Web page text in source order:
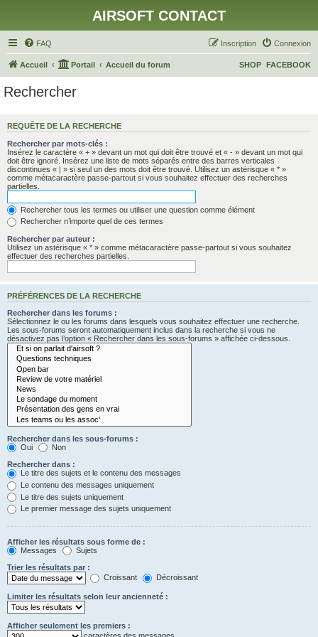
AIRSOFT CONTACT
FAQ Connexion
Inscription
Accueil Portail Accueil du forum FACEBOOK
SHOP
Rechercher
REQUÊTE DE LA RECHERCHE
Rechercher par mots-clés :
Insérez le caractère « + » devant un mot qui doit être trouvé et « - » devant un mot qui
doit être ignoré. Insérez une liste de mots séparés entre des barres verticales
discontinues « | » si seul un des mots doit être trouvé. Utilisez un astérisque « * »
comme métacaractère passe-partout si vous souhaitez effectuer des recherches
partielles.
Rechercher tous les termes ou utiliser une question comme élément
Rechercher n’importe quel de ces termes
Rechercher par auteur :
Utilisez un astérisque « * » comme métacaractère passe-partout si vous souhaitez
effectuer des recherches partielles.
PRÉFÉRENCES DE LA RECHERCHE
Rechercher dans les forums :
Sélectionnez le ou les forums dans lesquels vous souhaitez effectuer une recherche.
Les sous-forums seront automatiquement inclus dans la recherche si vous ne
désactivez pas l’option « Rechercher dans les sous-forums » affichée ci-dessous.
Rechercher dans les sous-forums :
Oui
Non
Rechercher dans :
Le titre des sujets et le contenu des messages
Le contenu des messages uniquement
Le titre des sujets uniquement
Le premier message des sujets uniquement
Afficher les résultats sous forme de :
Messages
Sujets
Trier les résultats par :
Croissant
Décroissant
Limiter les résultats selon leur ancienneté :
Afficher seulement les premiers :